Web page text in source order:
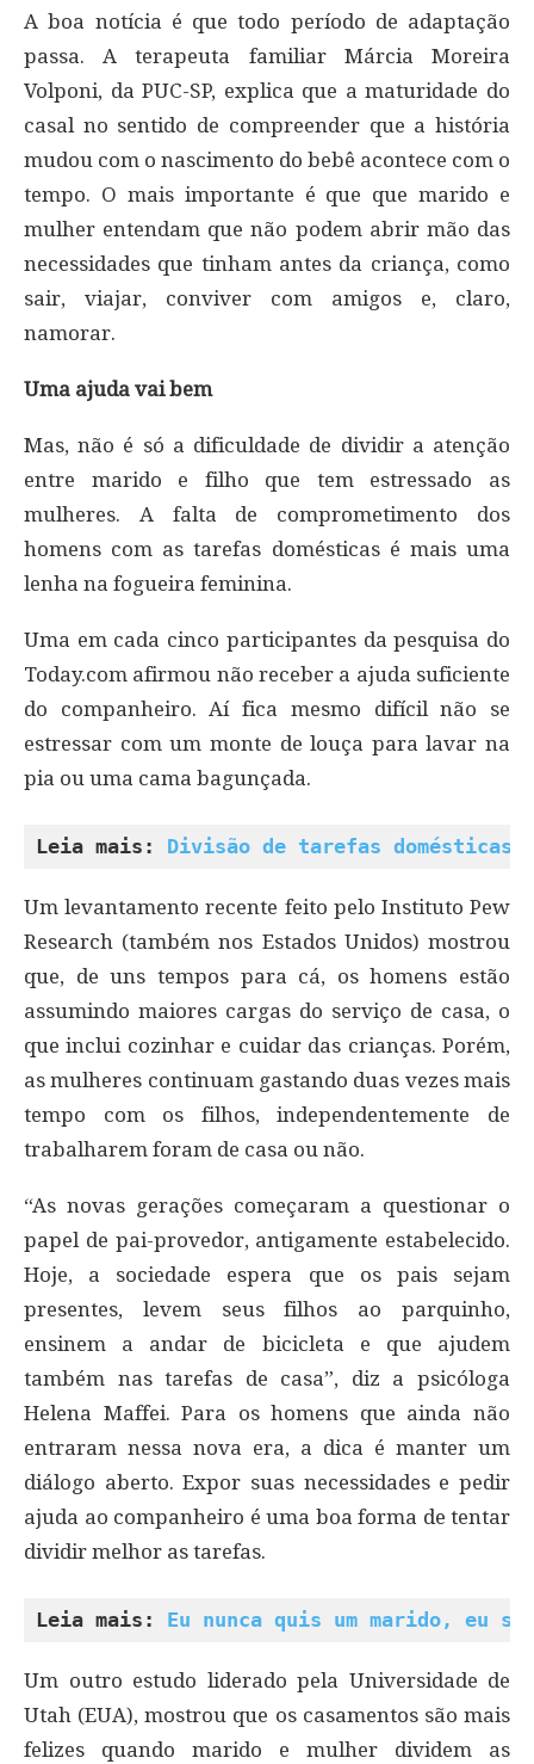
A boa notícia é que todo período de adaptação
passa. A terapeuta familiar Márcia Moreira
Volponi, da PUC-SP, explica que a maturidade do
casal no sentido de compreender que a história
mudou com o nascimento do bebê acontece com o
tempo. O mais importante é que que marido e
mulher entendam que não podem abrir mão das
necessidades que tinham antes da criança, como
sair, viajar, conviver com amigos e, claro,
namorar.
Uma ajuda vai bem
Mas, não é só a dificuldade de dividir a atenção
entre marido e filho que tem estressado as
mulheres. A falta de comprometimento dos
homens com as tarefas domésticas é mais uma
lenha na fogueira feminina.
Uma em cada cinco participantes da pesquisa do
Today.com afirmou não receber a ajuda suficiente
do companheiro. Aí fica mesmo difícil não se
estressar com um monte de louça para lavar na
pia ou uma cama bagunçada.
Leia mais: Divisão de tarefas
Um levantamento recente feito pelo Instituto Pew
Research (também nos Estados Unidos) mostrou
que, de uns tempos para cá, os homens estão
assumindo maiores cargas do serviço de casa, o
que inclui cozinhar e cuidar das crianças. Porém,
as mulheres continuam gastando duas vezes mais
tempo com os filhos, independentemente de
trabalharem foram de casa ou não.
“As novas gerações começaram a questionar o
papel de pai-provedor, antigamente estabelecido.
Hoje, a sociedade espera que os pais sejam
presentes, levem seus filhos ao parquinho,
ensinem a andar de bicicleta e que ajudem
também nas tarefas de casa”, diz a psicóloga
Helena Maffei. Para os homens que ainda não
entraram nessa nova era, a dica é manter um
diálogo aberto. Expor suas necessidades e pedir
ajuda ao companheiro é uma boa forma de tentar
dividir melhor as tarefas.
Leia mais: Eu nunca quis um marido, eu
Um outro estudo liderado pela Universidade de
Utah (EUA), mostrou que os casamentos são mais
felizes quando marido e mulher dividem as